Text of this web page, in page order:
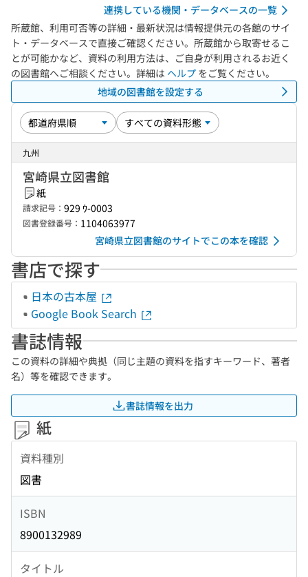
連携している機関・データベースの一覧
所蔵館、利用可否等の詳細・最新状況は情報提供元の各館のサイ
ト・データベースで直接ご確認ください。所蔵館から取寄せるこ
とが可能かなど、資料の利用方法は、ご自身が利用されるお近く
の図書館へご相談ください。詳細は ヘルプ をご覧ください。
地域の図書館を設定する
九州
宮崎県立図書館
紙
請求記号： 929 ｳ-0003
図書登録番号： 1104063977
宮崎県立図書館のサイトでこの本を確認
書店で探す
日本の古本屋
Google Book Search
書誌情報
この資料の詳細や典拠（同じ主題の資料を指すキーワード、著者
名）等を確認できます。
書誌情報を出力
紙
資料種別
図書
ISBN
8900132989
タイトル